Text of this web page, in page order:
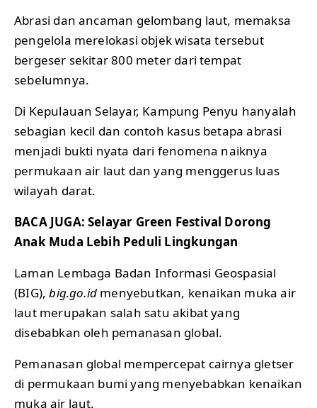
Abrasi dan ancaman gelombang laut, memaksa
pengelola merelokasi objek wisata tersebut
bergeser sekitar 800 meter dari tempat
sebelumnya.
Di Kepulauan Selayar, Kampung Penyu hanyalah
sebagian kecil dan contoh kasus betapa abrasi
menjadi bukti nyata dari fenomena naiknya
permukaan air laut dan yang menggerus luas
wilayah darat.
BACA JUGA:Selayar Green Festival Dorong
Anak Muda Lebih Peduli Lingkungan
Laman Lembaga Badan Informasi Geospasial
(BIG),big.go.id menyebutkan, kenaikan muka air
laut merupakan salah satu akibat yang
disebabkan oleh pemanasan global.
Pemanasan global mempercepat cairnya gletser
di permukaan bumi yang menyebabkan kenaikan
muka air laut.